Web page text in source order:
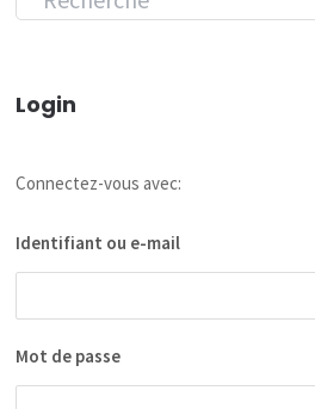
Login
Connectez-vous avec:
Identifiant ou e-mail
Mot de passe